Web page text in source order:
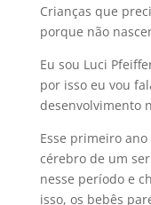
Crianças que
porque não
Eu sou Luci
por isso eu vou
desenvolvimento
Esse primeiro
cérebro de um
nesse período e
isso, os bebês